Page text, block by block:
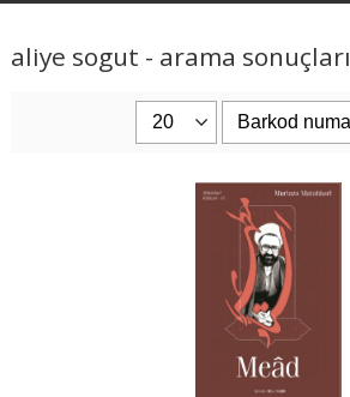
aliye sogut - arama sonuçları